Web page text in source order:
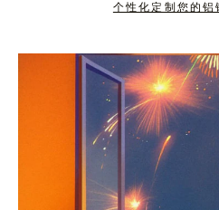
下
击
按
钮
取
消
个性化定制您的铝